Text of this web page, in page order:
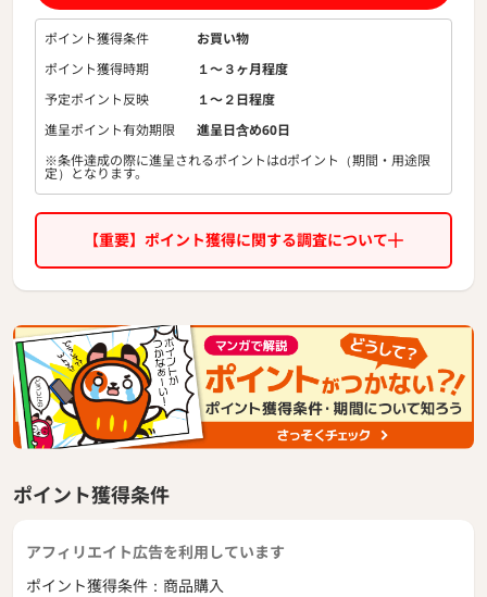
ポイント獲得条件
お買い物
ポイント獲得時期
１〜３ヶ月程度
予定ポイント反映
１〜２日程度
進呈ポイント有効期限
進呈日含め60日
※条件達成の際に進呈されるポイントはdポイント（期間・用途限
定）となります。
【重要】ポイント獲得に関する調査について
ポイント獲得条件
アフィリエイト広告を利用しています
ポイント獲得条件：商品購入